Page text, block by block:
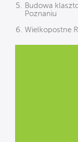
Budowa
Poznaniu
Wielkopostne